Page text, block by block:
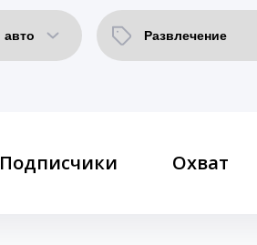
Подписчики Охват